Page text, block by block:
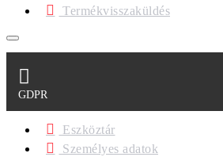
Termékvisszaküldés
GDPR
Eszköztár
Személyes adatok